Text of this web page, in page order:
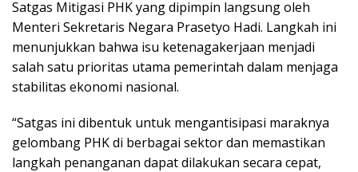
Satgas Mitigasi PHK yang dipimpin langsung oleh
Menteri Sekretaris Negara Prasetyo Hadi. Langkah ini
menunjukkan bahwa isu ketenagakerjaan menjadi
salah satu prioritas utama pemerintah dalam menjaga
stabilitas ekonomi nasional.
“Satgas ini dibentuk untuk mengantisipasi maraknya
gelombang PHK di berbagai sektor dan memastikan
langkah penanganan dapat dilakukan secara cepat,